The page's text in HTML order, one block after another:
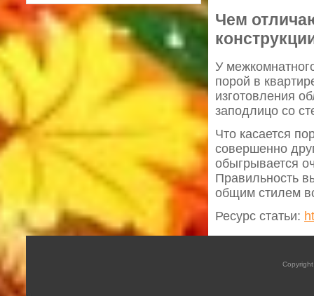
Чем
У
порой в
изготовления
заподлицо со
Что касается
совершенно
обыгрывается
Правильность
общим стилем
Ресурс статьи: